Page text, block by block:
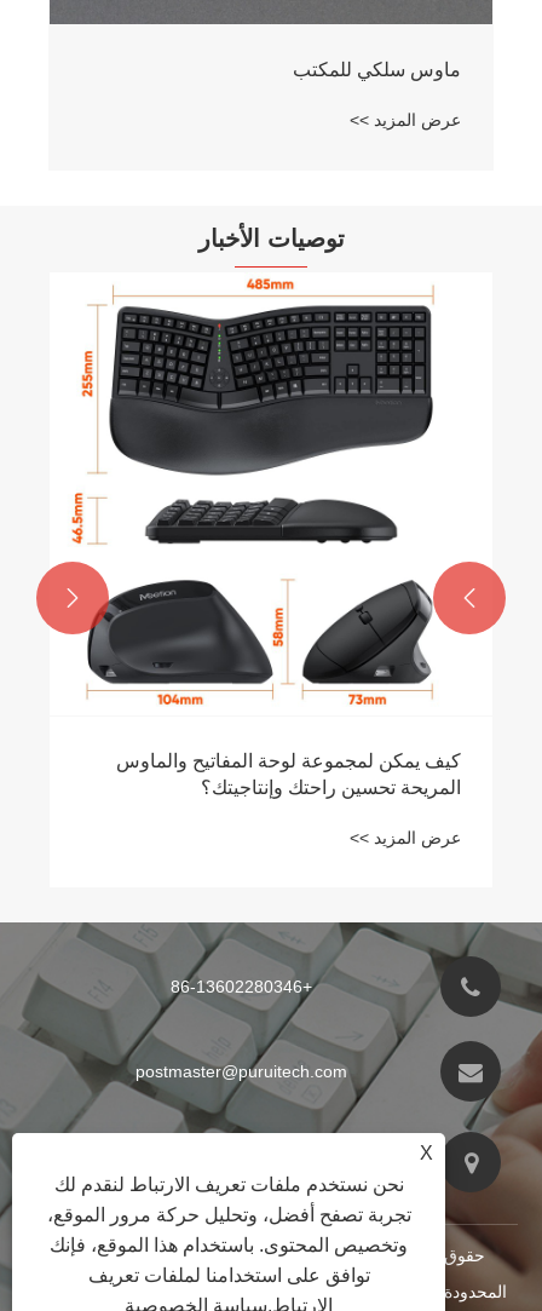
ماوس سلكي للمكتب
عرض المزيد >>
توصيات الأخبار
كيف يمكن لمجموعة لوحة المفاتيح والماوس
المريحة تحسين راحتك وإنتاجيتك؟
عرض المزيد >>


+86-13602280346
postmaster@puruitech.com
Panyu، مدينة قوانغتشو، مقاطعة Guangdong، الصين
حقوق الطبع والنشر © 2024 شركة قوانغتشو بوريو للتكنولوجيا
المحدودة. جميع الحقوق محفوظة.
Sitemap
X
نحن نستخدم ملفات تعريف الارتباط لنقدم لك
تجربة تصفح أفضل، وتحليل حركة مرور الموقع،
وتخصيص المحتوى. باستخدام هذا الموقع، فإنك
توافق على استخدامنا لملفات تعريف
الارتباط.سياسة الخصوصية